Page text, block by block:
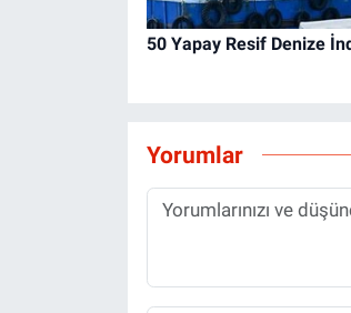
50 Yapay Resif Denize
Yorumlar